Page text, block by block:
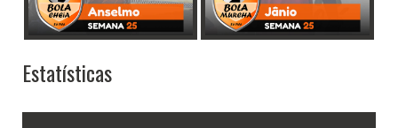
Estatísticas